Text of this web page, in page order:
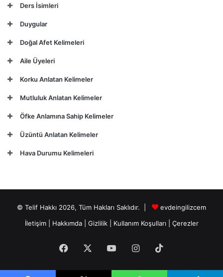
Ders İsimleri
Duygular
Doğal Afet Kelimeleri
Aile Üyeleri
Korku Anlatan Kelimeler
Mutluluk Anlatan Kelimeler
Öfke Anlamına Sahip Kelimeler
Üzüntü Anlatan Kelimeler
Hava Durumu Kelimeleri
© Telif Hakkı 2026, Tüm Hakları Saklıdır. |
evdeingilizcem
İletişim| Hakkımda Gizlilik Kullanım Koşulları Çerezler
Facebook YouTubeInstagram